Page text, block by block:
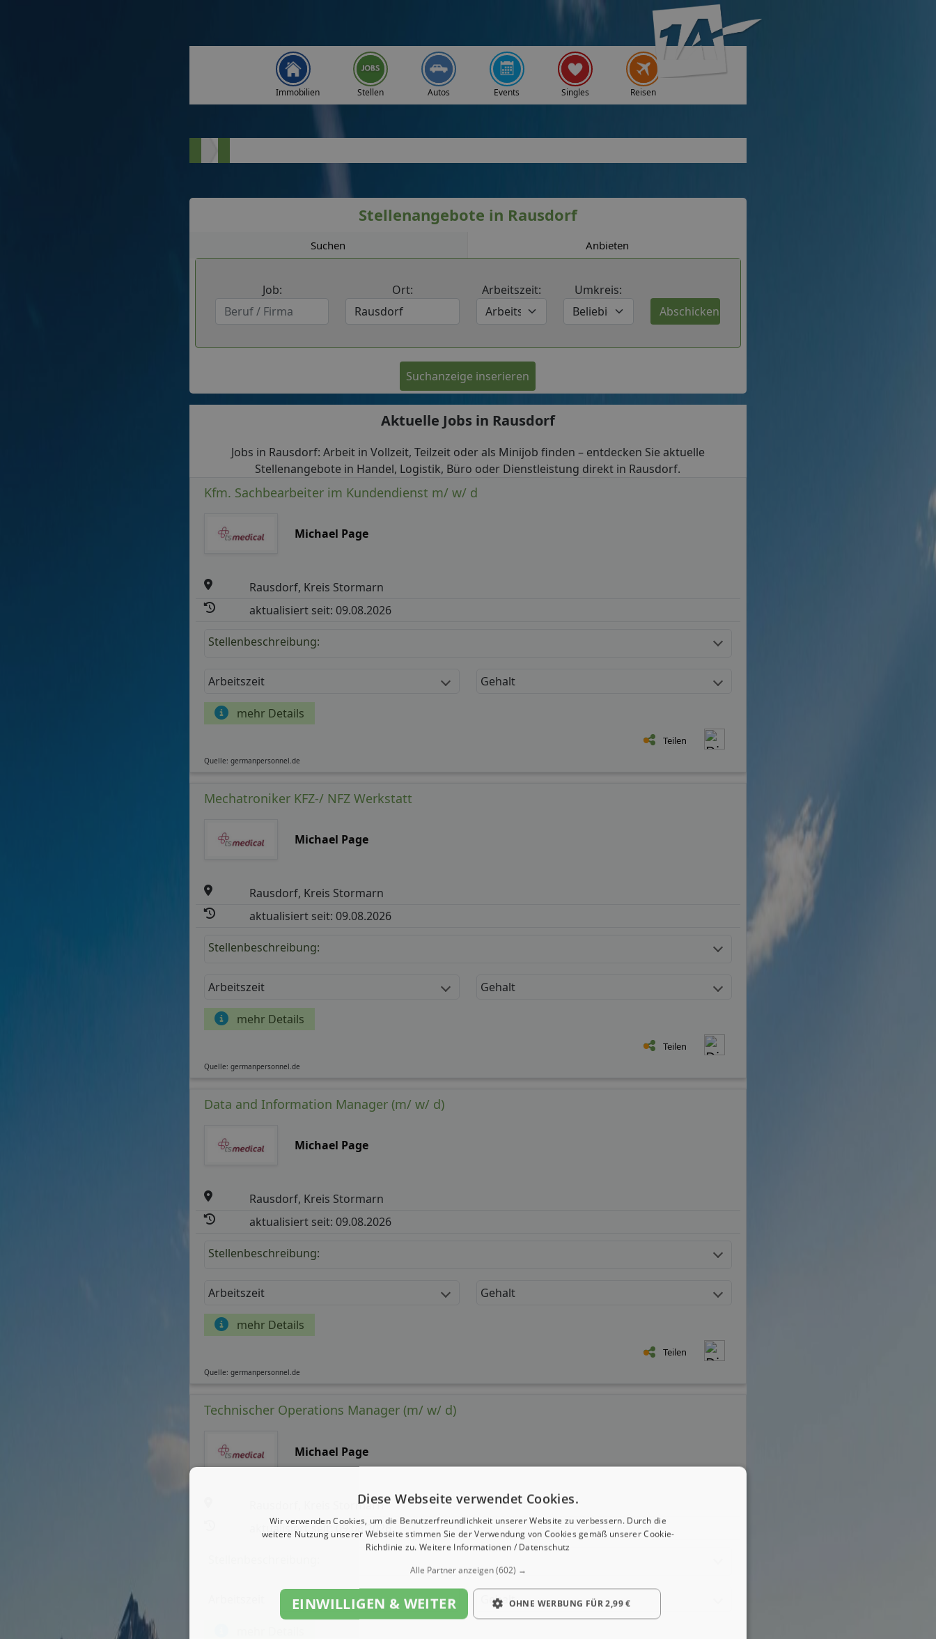
Immobilien Stellen Autos Events Singles Reisen
Stellenangebote in Rausdorf
Suchen Anbieten
Job: Ort: Arbeitszeit: Umkreis:
Suchanzeige inserieren
Aktuelle Jobs in Rausdorf
Jobs in Rausdorf: Arbeit in Vollzeit, Teilzeit oder als Minijob finden – entdecken Sie aktuelle
Stellenangebote in Handel, Logistik, Büro oder Dienstleistung direkt in Rausdorf.
Kfm. Sachbearbeiter im Kundendienst m/ w/ d
Michael Page
Rausdorf, Kreis Stormarn
aktualisiert seit: 09.08.2026
Stellenbeschreibung:
Arbeitszeit Gehalt
mehr Details
Teilen
Quelle: germanpersonnel.de
Mechatroniker KFZ-/ NFZ Werkstatt
Michael Page
Rausdorf, Kreis Stormarn
aktualisiert seit: 09.08.2026
Stellenbeschreibung:
Arbeitszeit Gehalt
mehr Details
Teilen
Quelle: germanpersonnel.de
Data and Information Manager (m/ w/ d)
Michael Page
Rausdorf, Kreis Stormarn
aktualisiert seit: 09.08.2026
Stellenbeschreibung:
Arbeitszeit Gehalt
mehr Details
Teilen
Quelle: germanpersonnel.de
Technischer Operations Manager (m/ w/ d)
Michael Page
Rausdorf, Kreis Stormarn
aktualisiert seit: 09.08.2026
Gehalt
Diese Webseite verwendet Cookies.
Wir verwenden Cookies, um die Benutzerfreundlichkeit unserer Website zu verbessern. Durch die
weitere Nutzung unserer Webseite stimmen Sie der Verwendung von Cookies gemäß unserer Cookie-
Richtlinie zu. Weitere Informationen / Datenschutz
Alle Partner anzeigen(602) →
EINWILLIGEN & WEITER OHNE WERBUNG FÜR 2,99 €